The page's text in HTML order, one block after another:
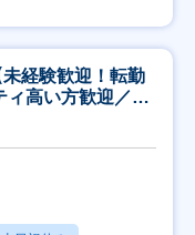
経験歓迎！転勤
ィ高い方歓迎／土